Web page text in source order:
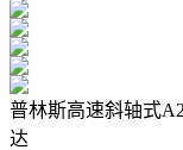
普林斯高速斜轴式
达